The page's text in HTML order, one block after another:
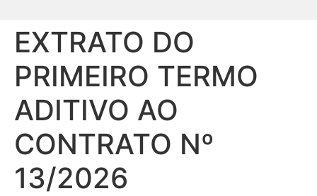
EXTRATO DO
PRIMEIRO TERMO
ADITIVO AO
CONTRATO Nº
13/2026